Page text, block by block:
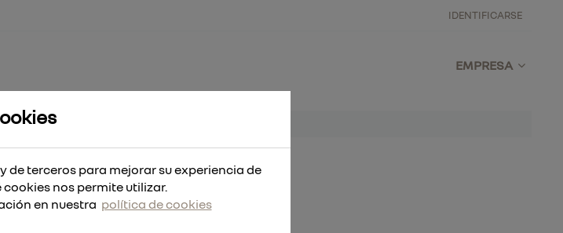
IDENTIFICARSE
EMPRESA
de terceros para mejorar su experiencia de
cookies nos permite utilizar.
en nuestra política de cookies